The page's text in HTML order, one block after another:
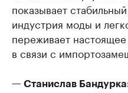
показывает
индустрия моды и
переживает
в связи с
— Станислав